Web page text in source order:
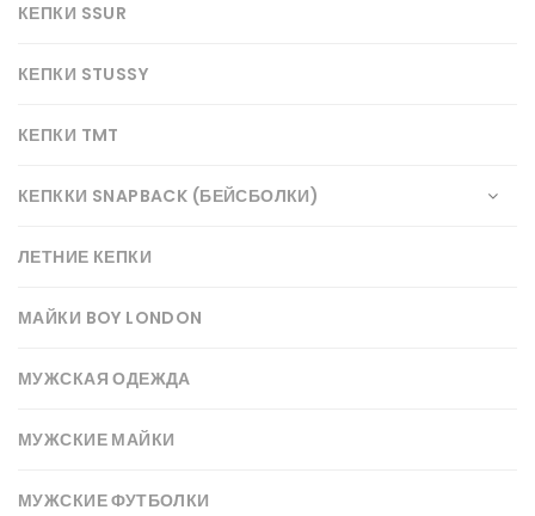
КЕПКИ SSUR
КЕПКИ STUSSY
КЕПКИ TMT
КЕПККИ SNAPBACK (БЕЙСБОЛКИ)
ЛЕТНИЕ КЕПКИ
МАЙКИ BOY LONDON
МУЖСКАЯ ОДЕЖДА
МУЖСКИЕ МАЙКИ
МУЖСКИЕ ФУТБОЛКИ